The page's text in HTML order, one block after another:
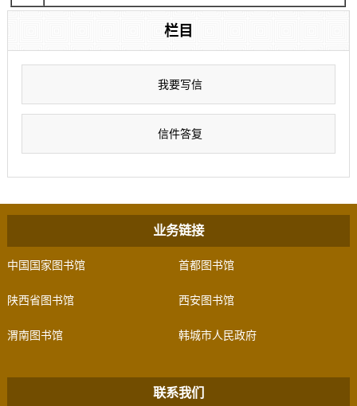
栏目
我要写信
信件答复
业务链接
中国国家图书馆 首都图书馆
陕西省图书馆 西安图书馆
渭南图书馆 韩城市人民政府
联系我们